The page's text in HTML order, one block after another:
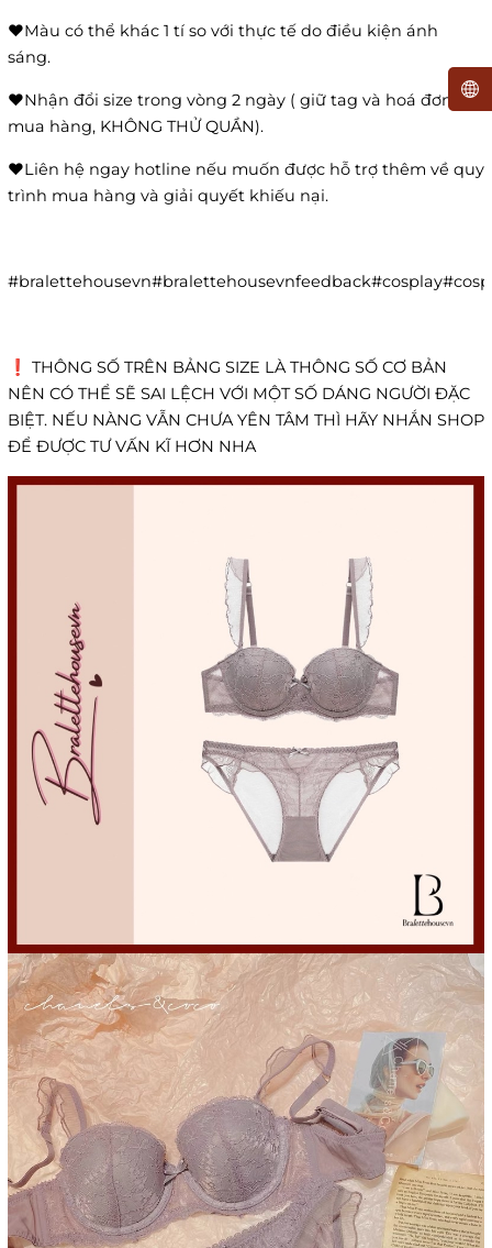
❤️Màu có thể khác 1 tí so với thực tế do điều kiện ánh
sáng.
❤️Nhận đổi size trong vòng 2 ngày ( giữ tag và hoá đơn
mua hàng, KHÔNG THỬ QUẦN).
❤️Liên hệ ngay hotline nếu muốn được hỗ trợ thêm về quy
trình mua hàng và giải quyết khiếu nại.
❗️ THÔNG SỐ TRÊN BẢNG SIZE LÀ THÔNG SỐ CƠ BẢN
NÊN CÓ THỂ SẼ SAI LỆCH VỚI MỘT SỐ DÁNG NGƯỜI ĐẶC
BIỆT. NẾU NÀNG VẪN CHƯA YÊN TÂM THÌ HÃY NHẮN SHOP
ĐỂ ĐƯỢC TƯ VẤN KĨ HƠN NHA